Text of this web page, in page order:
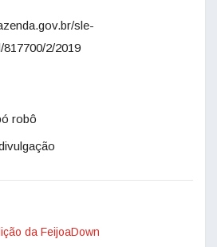
sle-
2/2019
da FeijoaDown